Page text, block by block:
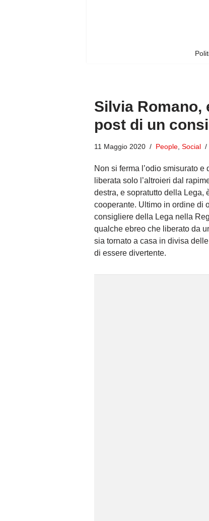
Silvia Romano,
post di un
11 Maggio 2020 People Social
Non si ferma l’odio smisurato
liberata solo l’altroieri dal
destra, e sopratutto della Lega,
cooperante. Ultimo in ordine di
consigliere della Lega nella
qualche ebreo che liberato da
sia tornato a casa in divisa
di essere divertente.